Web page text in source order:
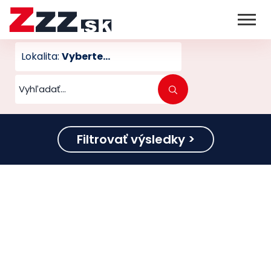
Lokalita: Vyberte...
Filtrovať výsledky >